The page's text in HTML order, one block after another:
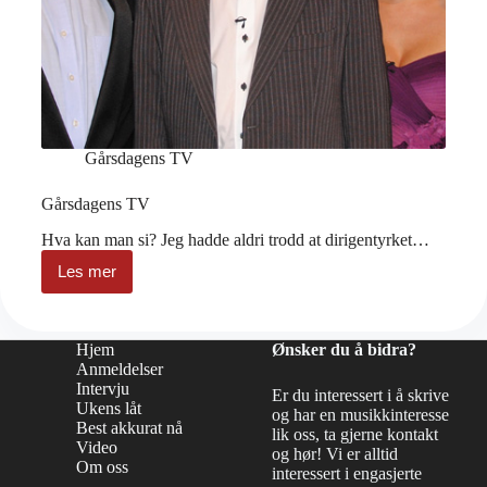
Gårsdagens TV
Gårsdagens TV
Hva kan man si? Jeg hadde aldri trodd at dirigentyrket…
Les merGårsdagens
TV
Hjem
Anmeldelser
Intervju
Ukens låt
Best akkurat nå
Video
Om oss
Ønsker du å bidra?
Er du interessert i å skrive
og har en musikkinteresse
lik oss, ta gjerne kontakt
og hør! Vi er alltid
interessert i engasjerte